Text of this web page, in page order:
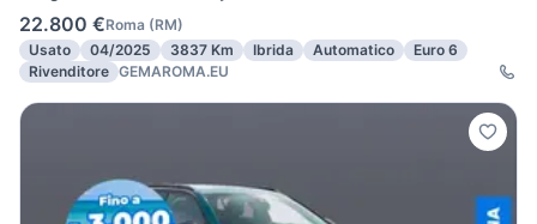
22.800 €Roma (RM)
Usato
04/2025 3837 Km Ibrida Automatico
Euro 6
Rivenditore GEMAROMA.EU